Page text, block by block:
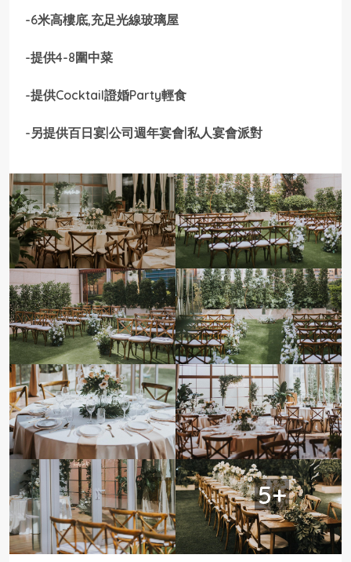
-6米高樓底,充足光線玻璃屋
-提供4-8圍中菜
-提供Cocktail證婚Party輕食
-另提供百日宴|公司週年宴會|私人宴會派對
5+